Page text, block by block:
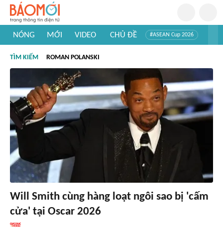
NÓNG MỚI VIDEO CHỦ ĐỀ #ASEAN Cup 2026
#Khám phá thế giới
TÌM KIẾM ROMAN POLANSKI
Will Smith cùng hàng loạt ngôi sao bị 'cấm
cửa' tại Oscar 2026